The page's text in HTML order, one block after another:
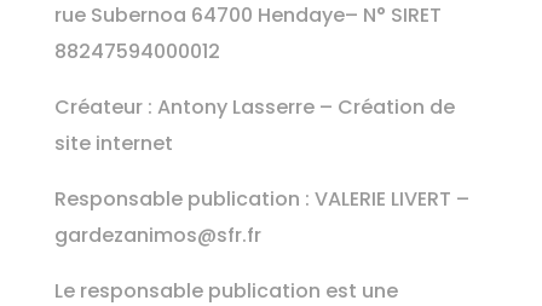
rue Subernoa 64700 Hendaye– N° SIRET
88247594000012
Créateur : Antony Lasserre – Création de
site internet
Responsable publication : VALERIE LIVERT –
gardezanimos@sfr.fr
Le responsable publication est une